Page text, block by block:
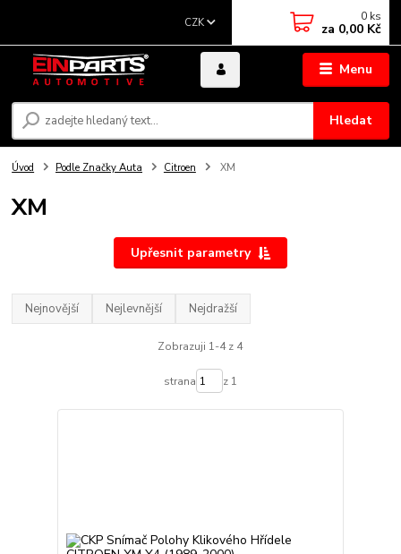
Menu
CZK
Hledat
0 ks
za 0,00 Kč
Úvod Podle Značky Auta Citroen XM
XM
Upřesnit parametry
Nejnovější Nejlevnější Nejdražší
Zobrazuji 1-4 z 4
strana z 1